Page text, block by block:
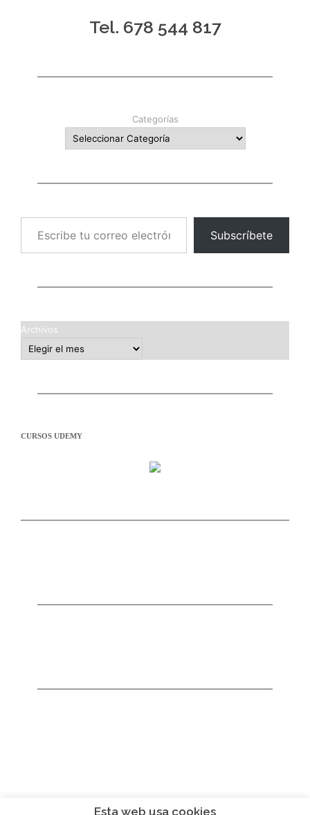
Tel. 678 544 817
Categorías
Escribe tu correo electrónico…
Subscríbete
Archivos
CURSOS UDEMY
Esta web usa cookies